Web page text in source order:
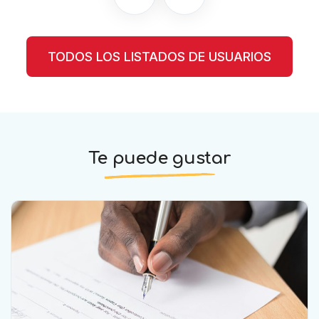
TODOS LOS LISTADOS DE USUARIOS
Te puede gustar